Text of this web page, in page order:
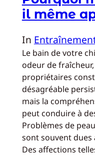
il même
In
Le bain de votre
odeur de
propriétaires
désagréable
mais la
peut conduire à
Problèmes de
sont souvent dues
Des affections